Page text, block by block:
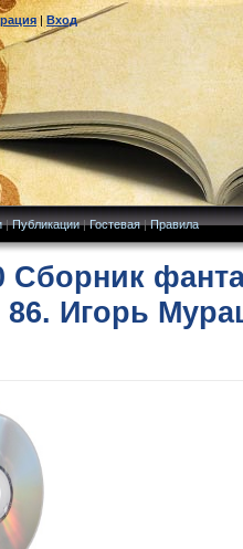
|Вход
|Публикации|Гостевая|Правила
Сборник
86. Игорь